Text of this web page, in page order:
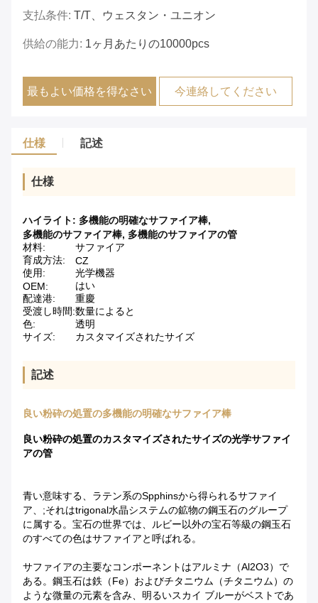
支払条件: T/T、ウェスタン・ユニオン
供給の能力: 1ヶ月あたりの10000pcs
最もよい価格を得なさい 今連絡してください
仕様 記述
仕様
ハイライト: 多機能の明確なサファイア棒,
多機能のサファイア棒, 多機能のサファイアの管
材料:
サファイア
育成方法:
CZ
使用:
光学機器
OEM:
はい
配達港:
重慶
受渡し時間:数量によると
色:
透明
サイズ:
カスタマイズされたサイズ
記述
良い粉砕の処置の多機能の明確なサファイア棒
良い粉砕の処置のカスタマイズされたサイズの光学サファイ
アの管
青い意味する、ラテン系のSpphinsから得られるサファイ
ア、;それはtrigonal水晶システムの鉱物の鋼玉石のグループ
に属する。宝石の世界では、ルビー以外の宝石等級の鋼玉石
のすべての色はサファイアと呼ばれる。
サファイアの主要なコンポーネントはアルミナ（Al2O3）で
ある。鋼玉石は鉄（Fe）およびチタニウム（チタニウム）の
ような微量の元素を含み、明るいスカイ ブルーがベストであ